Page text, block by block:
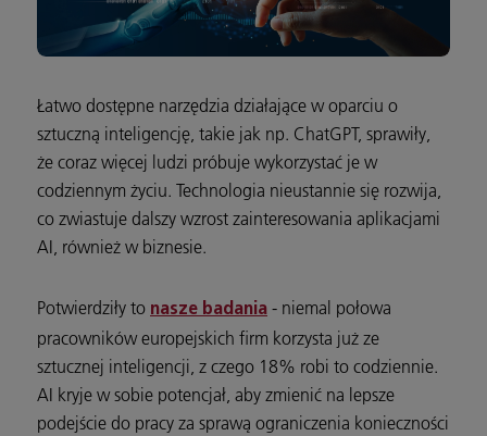
Łatwo dostępne narzędzia działające w oparciu o
sztuczną inteligencję, takie jak np. ChatGPT, sprawiły,
że coraz więcej ludzi próbuje wykorzystać je w
codziennym życiu. Technologia nieustannie się rozwija,
co zwiastuje dalszy wzrost zainteresowania aplikacjami
AI, również w biznesie.
Potwierdziły to nasze badania - niemal połowa
pracowników europejskich firm korzysta już ze
sztucznej inteligencji, z czego 18% robi to codziennie.
AI kryje w sobie potencjał, aby zmienić na lepsze
podejście do pracy za sprawą ograniczenia konieczności